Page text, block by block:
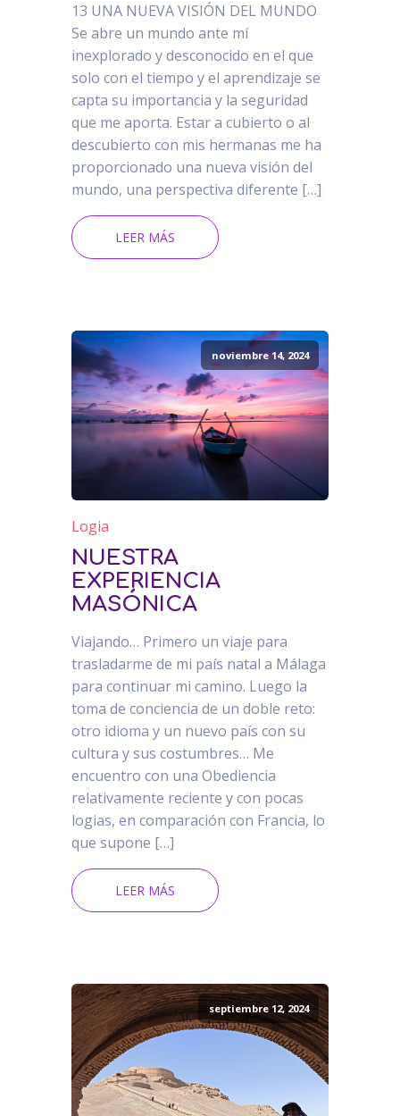
13 UNA NUEVA VISIÓN DEL MUNDO
Se abre un mundo ante mí
inexplorado y desconocido en el que
solo con el tiempo y el aprendizaje se
capta su importancia y la seguridad
que me aporta. Estar a cubierto o al
descubierto con mis hermanas me ha
proporcionado una nueva visión del
mundo, una perspectiva diferente […]
LEER MÁS
noviembre 14, 2024
Logia
NUESTRA
EXPERIENCIA
MASÓNICA
Viajando… Primero un viaje para
trasladarme de mi país natal a Málaga
para continuar mi camino. Luego la
toma de conciencia de un doble reto:
otro idioma y un nuevo país con su
cultura y sus costumbres… Me
encuentro con una Obediencia
relativamente reciente y con pocas
logias, en comparación con Francia, lo
que supone […]
LEER MÁS
septiembre 12, 2024